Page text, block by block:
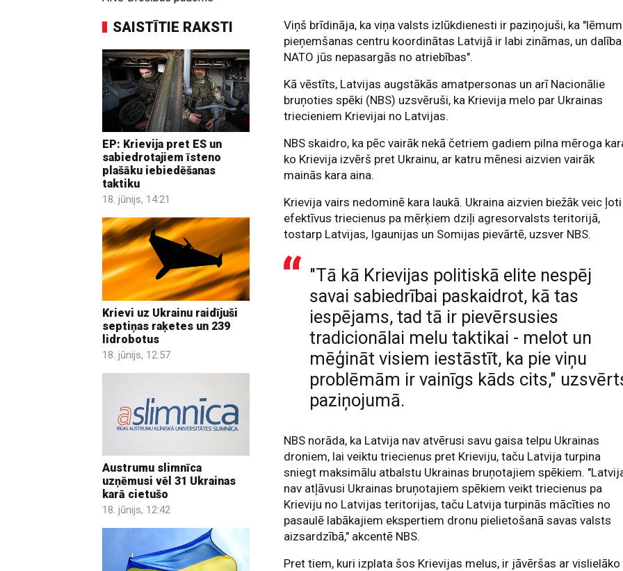
SAISTĪTIE RAKSTI
EP: Krievija pret ES un
sabiedrotajiem īsteno
plašāku iebiedēšanas
taktiku
18. jūnijs, 14:21
Krievi uz Ukrainu raidījuši
septiņas raķetes un 239
lidrobotus
18. jūnijs, 12:57
Austrumu slimnīca
uzņēmusi vēl 31 Ukrainas
karā cietušo
18. jūnijs, 12:42
Viņš brīdināja, ka viņa valsts izlūkdienesti ir paziņojuši, ka
pieņemšanas centru koordinātas Latvijā ir labi zināmas, un dalība
NATO jūs nepasargās no atriebības".
Kā vēstīts, Latvijas augstākās amatpersonas un arī Nacionālie
bruņoties spēki (NBS) uzsvēruši, ka Krievija melo par Ukrainas
triecieniem Krievijai no Latvijas.
NBS skaidro, ka pēc vairāk nekā četriem gadiem pilna mēroga
ko Krievija izvērš pret Ukrainu, ar katru mēnesi aizvien vairāk
mainās kara aina.
Krievija vairs nedominē kara laukā. Ukraina aizvien biežāk veic ļoti
efektīvus triecienus pa mērķiem dziļi agresorvalsts teritorijā,
tostarp Latvijas, Igaunijas un Somijas pievārtē, uzsver NBS.
"Tā kā Krievijas politiskā elite nespēj
savai sabiedrībai paskaidrot, kā tas
iespējams, tad tā ir pievērsusies
tradicionālai melu taktikai - melot un
mēģināt visiem iestāstīt, ka pie viņu
problēmām ir vainīgs kāds cits,"
paziņojumā.
NBS norāda, ka Latvija nav atvērusi savu gaisa telpu Ukrainas
droniem, lai veiktu triecienus pret Krieviju, taču Latvija turpina
sniegt maksimālu atbalstu Ukrainas bruņotajiem spēkiem.
nav atļāvusi Ukrainas bruņotajiem spēkiem veikt triecienus pa
Krieviju no Latvijas teritorijas, taču Latvija turpinās mācīties no
pasaulē labākajiem ekspertiem dronu pielietošanā savas valsts
aizsardzībā," akcentē NBS.
Pret tiem, kuri izplata šos Krievijas melus, ir jāvēršas ar vislielāko